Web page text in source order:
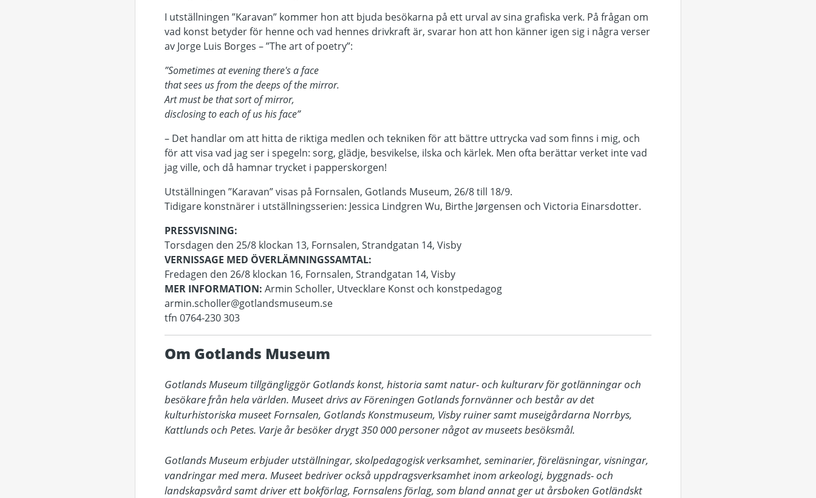
I utställningen ”Karavan” kommer hon att bjuda besökarna på ett urval av sina grafiska verk. På frågan om
vad konst betyder för henne och vad hennes drivkraft är, svarar hon att hon känner igen sig i några verser
av Jorge Luis Borges – ”The art of poetry”:
”Sometimes at evening there's a face
that sees us from the deeps of the mirror.
Art must be that sort of mirror,
disclosing to each of us his face”
– Det handlar om att hitta de riktiga medlen och tekniken för att bättre uttrycka vad som finns i mig, och
för att visa vad jag ser i spegeln: sorg, glädje, besvikelse, ilska och kärlek. Men ofta berättar verket inte vad
jag ville, och då hamnar trycket i papperskorgen!
Utställningen ”Karavan” visas på Fornsalen, Gotlands Museum, 26/8 till 18/9.
Tidigare konstnärer i utställningsserien: Jessica Lindgren Wu, Birthe Jørgensen och Victoria Einarsdotter.
PRESSVISNING:
Torsdagen den 25/8 klockan 13, Fornsalen, Strandgatan 14, Visby
VERNISSAGE MED ÖVERLÄMNINGSSAMTAL:
Fredagen den 26/8 klockan 16, Fornsalen, Strandgatan 14, Visby
MER INFORMATION: Armin Scholler, Utvecklare Konst och konstpedagog
armin.scholler@gotlandsmuseum.se
tfn 0764-230 303
Om Gotlands Museum
Gotlands Museum tillgängliggör Gotlands konst, historia samt natur- och kulturarv för gotlänningar och
besökare från hela världen. Museet drivs av Föreningen Gotlands fornvänner och består av det
kulturhistoriska museet Fornsalen, Gotlands Konstmuseum, Visby ruiner samt museigårdarna Norrbys,
Kattlunds och Petes. Varje år besöker drygt 350 000 personer något av museets besöksmål.
Gotlands Museum erbjuder utställningar, skolpedagogisk verksamhet, seminarier, föreläsningar, visningar,
vandringar med mera. Museet bedriver också uppdragsverksamhet inom arkeologi, byggnads- och
landskapsvård samt driver ett bokförlag, Fornsalens förlag, som bland annat ger ut årsboken Gotländskt